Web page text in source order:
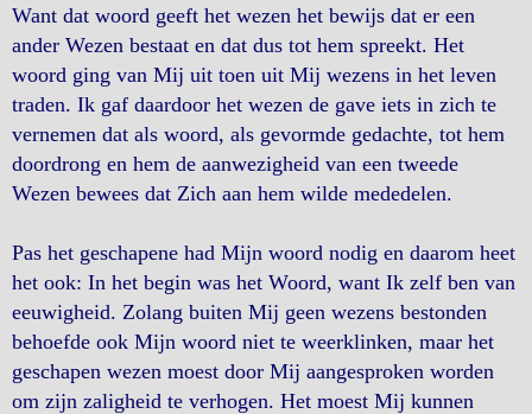
Want dat woord geeft het wezen het bewijs dat er een
ander Wezen bestaat en dat dus tot hem spreekt. Het
woord ging van Mij uit toen uit Mij wezens in het leven
traden. Ik gaf daardoor het wezen de gave iets in zich te
vernemen dat als woord, als gevormde gedachte, tot hem
doordrong en hem de aanwezigheid van een tweede
Wezen bewees dat Zich aan hem wilde mededelen.
Pas het geschapene had Mijn woord nodig en daarom heet
het ook: In het begin was het Woord, want Ik zelf ben van
eeuwigheid. Zolang buiten Mij geen wezens bestonden
behoefde ook Mijn woord niet te weerklinken, maar het
geschapen wezen moest door Mij aangesproken worden
om zijn zaligheid te verhogen. Het moest Mij kunnen